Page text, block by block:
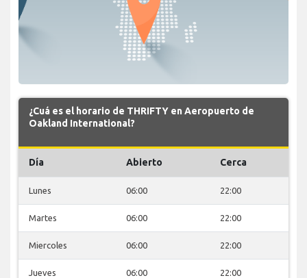
¿Cuá es el horario de THRIFTY en Aeropuerto de
Oakland International?
Día Abierto Cerca
Lunes 06:00 22:00
Martes 06:00 22:00
Miercoles 06:00 22:00
Jueves 06:00 22:00